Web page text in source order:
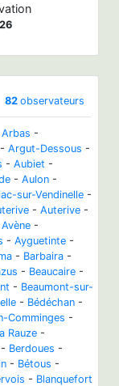
82 observateurs
Arbas -
- Argut-Dessous -
- Aubiet -
- Aulon -
sur-Vendinelle -
- Auterive -
Avène -
- Ayguetinte -
- Barbaira -
- Beaucaire -
- Beaumont-sur-
- Bédéchan -
Comminges -
Rauze -
- Berdoues -
- Bétous -
- Blanquefort